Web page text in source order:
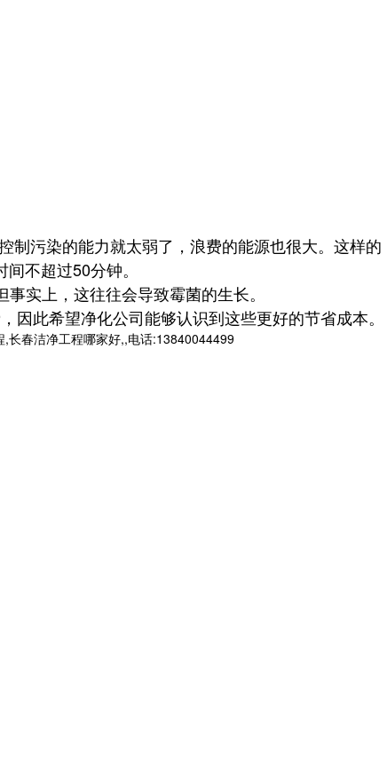
污染的能力就太弱了，浪费的能源也很大。这样的
不超过50分钟。
实上，这往往会导致霉菌的生长。
此希望净化公司能够认识到这些更好的节省成本。
长春洁净工程哪家好,,电话:13840044499